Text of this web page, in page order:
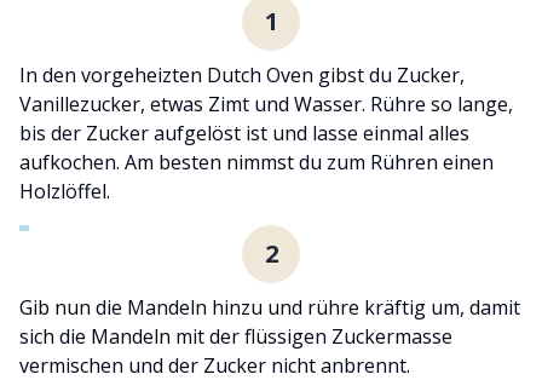
1
In den vorgeheizten Dutch Oven gibst du Zucker,
Vanillezucker, etwas Zimt und Wasser. Rühre so lange,
bis der Zucker aufgelöst ist und lasse einmal alles
aufkochen. Am besten nimmst du zum Rühren einen
Holzlöffel.
2
Gib nun die Mandeln hinzu und rühre kräftig um, damit
sich die Mandeln mit der flüssigen Zuckermasse
vermischen und der Zucker nicht anbrennt.